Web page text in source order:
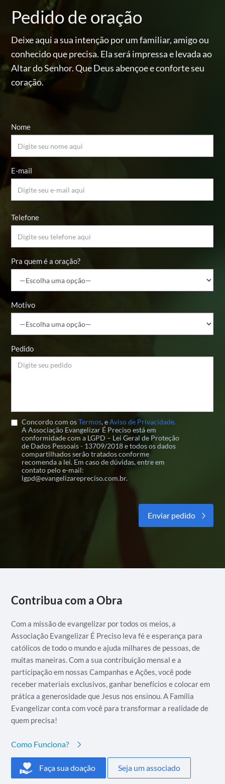
Pedido de oração
Deixe aqui a sua intenção por um familiar, amigo ou
conhecidoque precisa. Ela será impressa e levada ao
Altar do Senhor.Que Deus abençoe e conforte seu
coração.
Nome
E-mail
Telefone
Pra quem é a oração?
Motivo
Pedido
Concordo com osTermos, eAviso de Privacidade.
A Associação Evangelizar É Preciso está em
conformidade com a LGPD – Lei Geral de Proteção
de Dados Pessoais - 13709/2018 e todos os dados
compartilhados serão tratados conforme
recomenda a lei. Em caso de dúvidas, entre em
contato pelo e-mail:
lgpd@evangelizarepreciso.com.br.
Contribua com a Obra
Com a missão de evangelizar por todos os meios, a
Associação Evangelizar É Preciso leva fé e esperança para
católicos de todo o mundo e ajuda milhares de pessoas, de
muitas maneiras. Com a sua contribuição mensal e a
participação em nossas Campanhas e Ações, você pode
receber materiais exclusivos, ganhar benefícios e colocar em
prática a generosidade que Jesus nos ensinou. A Família
Evangelizar conta com você para transformar a realidade de
quem precisa!
Como Funciona?
Faça sua doação Seja um associado